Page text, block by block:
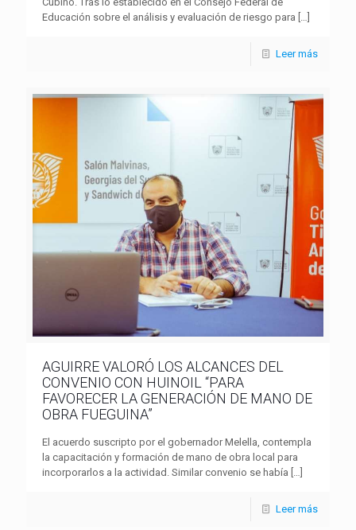
Educación sobre el análisis y evaluación de riesgo para
Leer más
AGUIRRE VALORÓ LOS ALCANCES DEL
CONVENIO CON HUINOIL “PARA
FAVORECER LA GENERACIÓN DE MANO DE
OBRA FUEGUINA”
El acuerdo suscripto por el gobernador Melella, contempla
la capacitación y formación de mano de obra local para
incorporarlos a la actividad. Similar convenio se había […]
Leer más